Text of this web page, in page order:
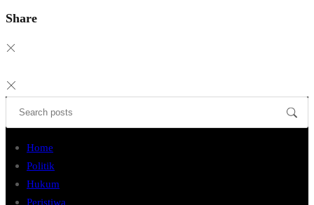
Share
Home
Politik
Hukum
Peristiwa